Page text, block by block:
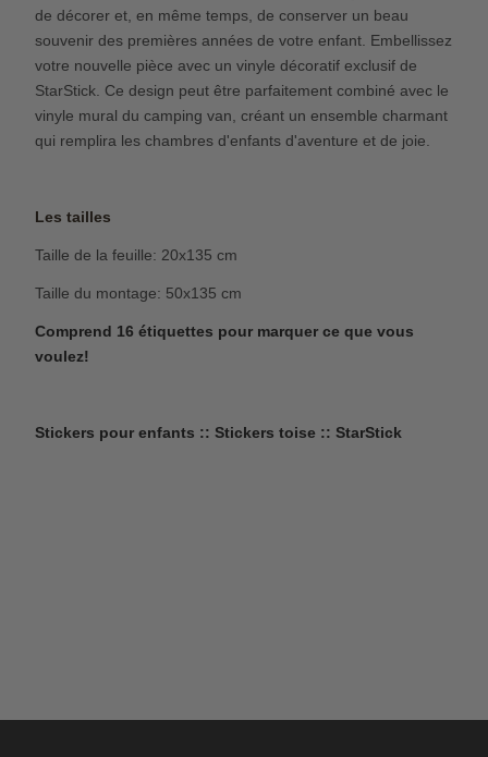
de décorer et, en même temps, de conserver un beau
souvenir des premières années de votre enfant. Embellissez
votre nouvelle pièce avec un vinyle décoratif exclusif de
StarStick. Ce design peut être parfaitement combiné avec le
vinyle mural du camping van, créant un ensemble charmant
qui remplira les chambres d'enfants d'aventure et de joie.
Les tailles
Taille de la feuille: 20x135 cm
Taille du montage: 50x135 cm
Comprend 16 étiquettes pour marquer ce que vous
voulez!
Stickers pour enfants :: Stickers toise :: StarStick